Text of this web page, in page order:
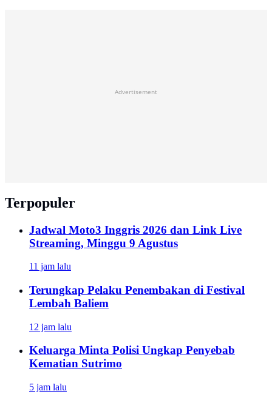
Advertisement
Terpopuler
Jadwal Moto3 Inggris 2026 dan Link Live
Streaming, Minggu 9 Agustus
11 jam lalu
Terungkap Pelaku Penembakan di Festival
Lembah Baliem
12 jam lalu
Keluarga Minta Polisi Ungkap Penyebab
Kematian Sutrimo
5 jam lalu